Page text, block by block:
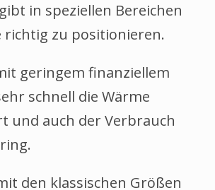
in speziellen Bereichen
richtig zu positionieren.
geringem finanziellem
schnell die Wärme
und auch der Verbrauch
den klassischen Größen